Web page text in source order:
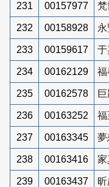
231 00157977 梵
232 00158928
233 00159617 于
234 00162129 福
235 00162578
236 00163252 福
237 00163345 夢
238 00163416 家
239 00163437